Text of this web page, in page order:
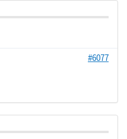
#6077